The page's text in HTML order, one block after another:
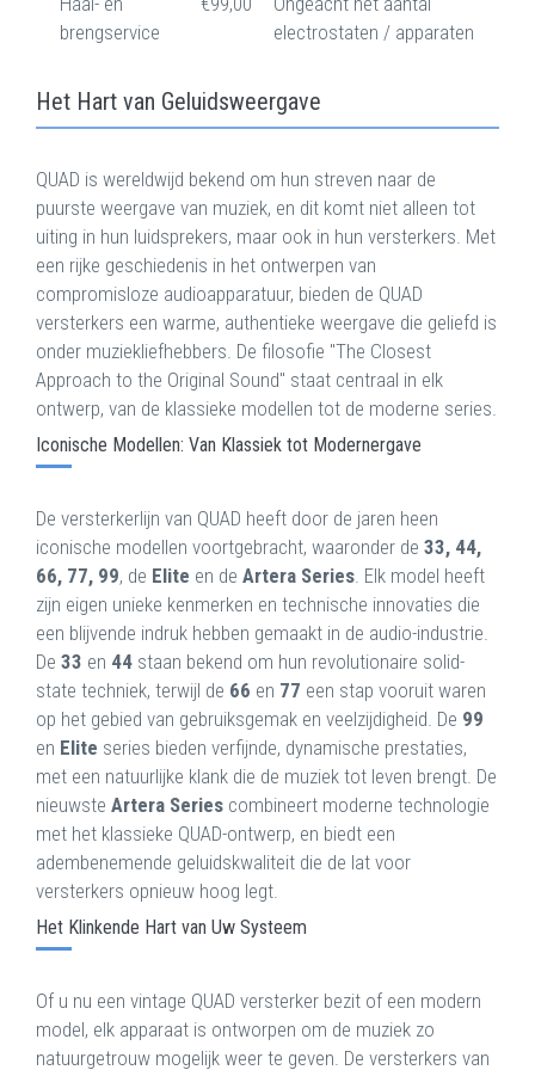
brengservice
electrostaten / apparaten
Het Hart van Geluidsweergave
QUAD is wereldwijd bekend om hun streven naar de
puurste weergave van muziek, en dit komt niet alleen tot
uiting in hun luidsprekers, maar ook in hun versterkers. Met
een rijke geschiedenis in het ontwerpen van
compromisloze audioapparatuur, bieden de QUAD
versterkers een warme, authentieke weergave die geliefd is
onder muziekliefhebbers. De filosofie "The Closest
Approach to the Original Sound" staat centraal in elk
ontwerp, van de klassieke modellen tot de moderne series.
Iconische Modellen: Van Klassiek tot Modernergave
De versterkerlijn van QUAD heeft door de jaren heen
iconische modellen voortgebracht, waaronder de 33, 44,
66, 77, 99, de Elite en de Artera Series. Elk model heeft
zijn eigen unieke kenmerken en technische innovaties die
een blijvende indruk hebben gemaakt in de audio-industrie.
De 33 en 44 staan bekend om hun revolutionaire solid-
state techniek, terwijl de 66 en 77 een stap vooruit waren
op het gebied van gebruiksgemak en veelzijdigheid. De 99
en Elite series bieden verfijnde, dynamische prestaties,
met een natuurlijke klank die de muziek tot leven brengt. De
nieuwste Artera Series combineert moderne technologie
met het klassieke QUAD-ontwerp, en biedt een
adembenemende geluidskwaliteit die de lat voor
versterkers opnieuw hoog legt.
Het Klinkende Hart van Uw Systeem
Of u nu een vintage QUAD versterker bezit of een modern
model, elk apparaat is ontworpen om de muziek zo
natuurgetrouw mogelijk weer te geven. De versterkers van